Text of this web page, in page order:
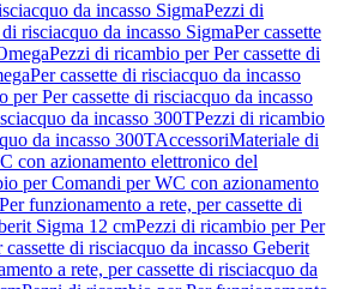
da incasso SigmaPezzi di
risciacquo da incasso SigmaPer cassette
Pezzi di ricambio per Per cassette di
Per cassette di risciacquo da incasso
per Per cassette di risciacquo da incasso
da incasso 300TPezzi di ricambio
da incasso 300TAccessoriMateriale di
con azionamento elettronico del
per Comandi per WC con azionamento
Per funzionamento a rete, per cassette di
Sigma 12 cmPezzi di ricambio per Per
di risciacquo da incasso Geberit
a rete, per cassette di risciacquo da